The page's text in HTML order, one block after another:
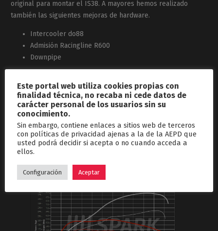
original para montar el IS38. A mayores hemos realizado
también las siguientes mejoras de hardware.
Intercooler do88
Admisión Racingline R600
Downpipe
tanto sobre centralita motor como centralita de cambio.
Diferentes niveles de potencia por modo de conducción;
Modo Sport; 385hp / 540Nm
Modo Normal / Comfort / ECO: 284hp / 410Nm
Modo Sport; Pops&bangs activados
A continuación os dejamos las gráficas de potencia
Este portal web utiliza cookies propias con
finalidad técnica, no recaba ni cede datos de
carácter personal de los usuarios sin su
conocimiento.
Sin embargo, contiene enlaces a sitios web de terceros
con políticas de privacidad ajenas a la de la AEPD que
usted podrá decidir si acepta o no cuando acceda a
ellos.
Configuración Aceptar